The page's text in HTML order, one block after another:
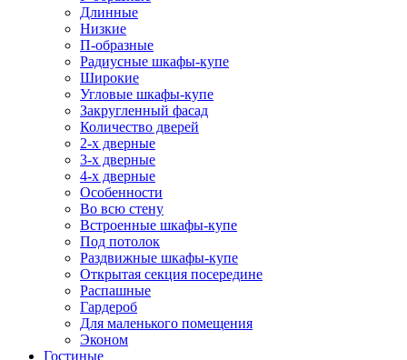
Длинные
Низкие
П-образные
Радиусные шкафы-купе
Широкие
Угловые шкафы-купе
Закругленный фасад
Количество дверей
2-х дверные
3-х дверные
4-х дверные
Особенности
Во всю стену
Встроенные шкафы-купе
Под потолок
Раздвижные шкафы-купе
Открытая секция посередине
Распашные
Гардероб
Для маленького помещения
Эконом
Гостиные